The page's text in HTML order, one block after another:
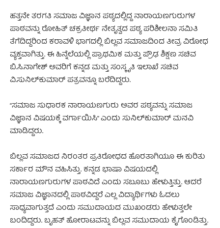
ಹತ್ತನೇ ತರಗತಿ ಸಮಾಜ ವಿಜ್ಞಾನ ಪಠ್ಯದಲ್ಲಿದ್ದ ನಾರಾಯಣಗುರುಗಳ
ಪಾಠವನ್ನು ರೋಹಿತ್‌ ಚಕ್ರತೀರ್ಥ ನೇತೃತ್ವದ ಪಠ್ಯ ಪರಿಶೀಲನಾ ಸಮಿತಿ
ತೆಗೆದಿದ್ದರಿಂದ ಕರಾವಳಿ ಭಾಗದಲ್ಲಿ ಬಿಲ್ಲವ ಸಮಾಜದಿಂದ ತೀವ್ರ ವಿರೋಧ
ವ್ಯಕ್ತವಾಗಿತ್ತು. ಈ ಹಿನ್ನೆಲೆಯಲ್ಲಿ ಪ್ರಾಥಮಿಕ ಮತ್ತು ಪ್ರೌಢ ಶಿಕ್ಷಣ ಸಚಿವ
ಬಿ.ಸಿ.ನಾಗೇಶ್ ಅವರಿಗೆ ಕನ್ನಡ ಮತ್ತು ಸಂಸ್ಕೃತಿ ಇಲಾಖೆ ಸಚಿವ
ವಿ.ಸುನಿಲ್‌ಕುಮಾರ್‌‌ ಪತ್ರವನ್ನೂ ಬರೆದಿದ್ದರು.
“ಸಮಾಜ ಸುಧಾರಕ ನಾರಾಯಣಗುರು ಅವರ ಪಠ್ಯವನ್ನು ಸಮಾಜ
ವಿಜ್ಞಾನ ವಿಷಯಕ್ಕೆ ವರ್ಗಾಯಿಸಿ” ಎಂದು ಸುನಿಲ್‌ಕುಮಾರ್‌ ಮನವಿ
ಮಾಡಿದ್ದರು.
ಬಿಲ್ಲವ ಸಮಾಜದ ನಿರಂತರ ಪ್ರತಿರೋಧದ ಹೊರತಾಗಿಯೂ ಈ ಕುರಿತು
ಸರ್ಕಾರ ಮೌನ ವಹಿಸಿತ್ತು. ಕನ್ನಡ ಭಾಷಾ ವಿಷಯದಲ್ಲಿ
ನಾರಾಯಣಗುರುಗಳ ಪಾಠವಿದೆ ಎಂದು ಸಬೂಬು ಹೇಳುತ್ತಿತ್ತು. ಆದರೆ
ಸಮಾಜ ವಿಜ್ಞಾನದಲ್ಲಿ ಪಾಠವಿದ್ದರೆ ಎಲ್ಲ ವಿದ್ಯಾರ್ಥಿಗಳು ಓದಲು
ಸಾಧ್ಯವಾಗುತ್ತದೆ ಎಂದು ಸಮುದಾಯದ ಮುಖಂಡರು ಹೇಳುತ್ತಲೇ
ಬಂದಿದ್ದರು. ಬೃಹತ್ ಹೋರಾಟವನ್ನು ಬಿಲ್ಲವ ಸಮುದಾಯ ಕೈಗೊಂಡಿತ್ತು.